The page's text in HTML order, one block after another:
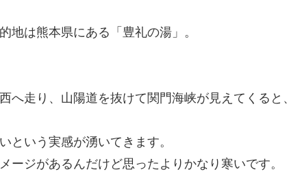
地は熊本県にある「豊礼の湯」。
へ走り、山陽道を抜けて関門海峡が見えてくると、
という実感が湧いてきます。
ージがあるんだけど思ったよりかなり寒いです。